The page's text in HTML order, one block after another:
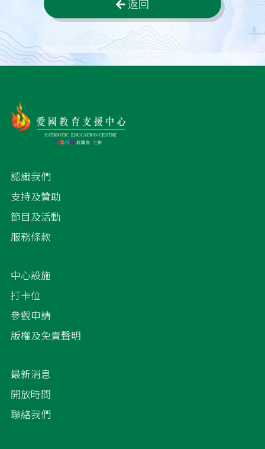
返回
認識我們
支持及贊助
節目及活動
服務條款
中心設施
打卡位
參觀申請
版權及免責聲明
最新消息
開放時間
聯絡我們